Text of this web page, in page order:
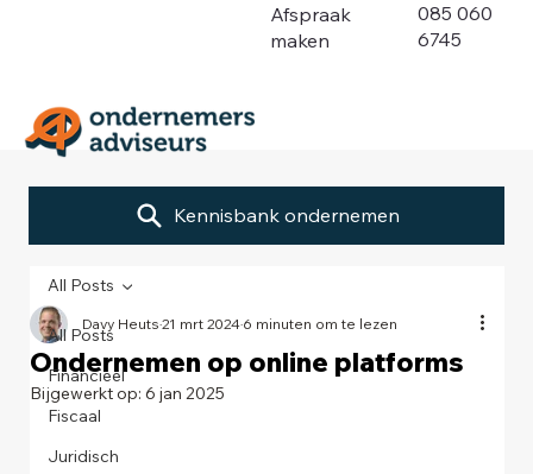
Afspraak
maken
085 060
6745
Kennisbank ondernemen
All Posts
Financieel
Fiscaal
Juridisch
All Posts
Ondernemen op online platforms
Davy Heuts21 mrt 20246 minuten om te lezen
Bijgewerkt op: 6 jan 2025